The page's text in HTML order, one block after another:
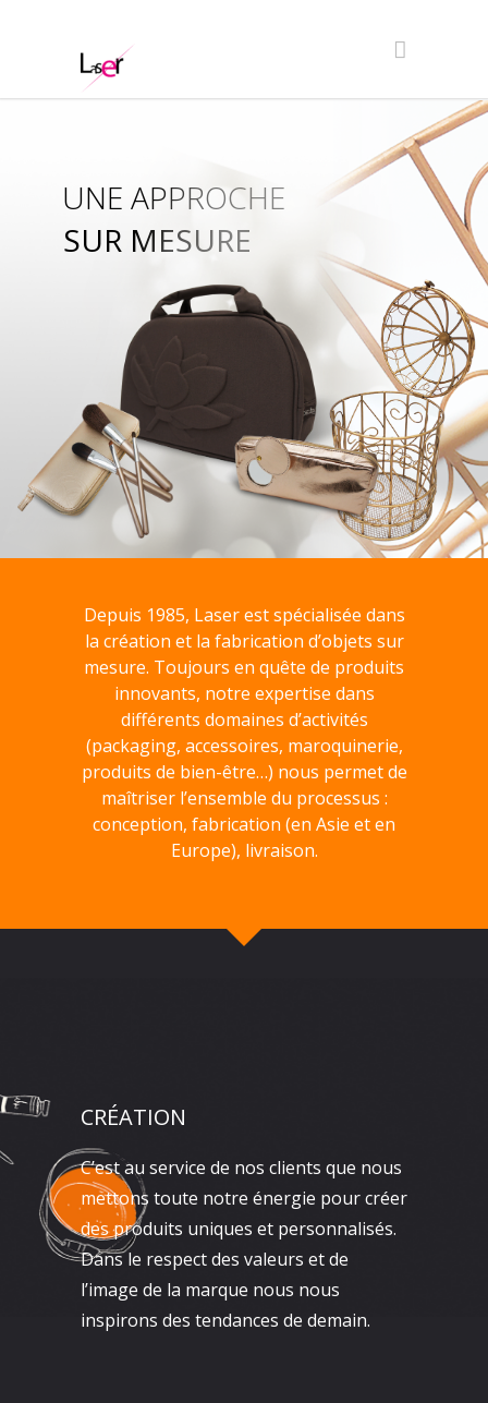
SUR MESURE
UNE APPROCHE
Depuis 1985, Laser est spécialisée dans
la création et la fabrication d’objets sur
mesure. Toujours en quête de produits
innovants, notre expertise dans
différents domaines d’activités
(packaging, accessoires, maroquinerie,
produits de bien-être…) nous permet de
maîtriser l’ensemble du processus :
conception, fabrication (en Asie et en
Europe), livraison.
CRÉATION
C’est au service de nos clients que nous
mettons toute notre énergie pour créer
des produits uniques et personnalisés.
Dans le respect des valeurs et de
l’image de la marque nous nous
inspirons des tendances de demain.